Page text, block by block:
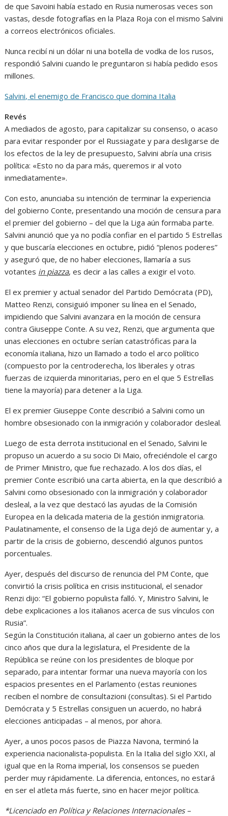
de que Savoini había estado en Rusia numerosas veces son
vastas, desde fotografías en la Plaza Roja con el mismo Salvini
a correos electrónicos oficiales.
Nunca recibí ni un dólar ni una botella de vodka de los rusos,
respondió Salvini cuando le preguntaron si había pedido esos
millones.
Salvini, el enemigo de Francisco que domina Italia​
Revés
A mediados de agosto, para capitalizar su consenso, o acaso
para evitar responder por el Russiagate y para desligarse de
los efectos de la ley de presupuesto, Salvini abría una crisis
política: «Esto no da para más, queremos ir al voto
inmediatamente».
Con esto, anunciaba su intención de terminar la experiencia
del gobierno Conte, presentando una moción de censura para
el premier del gobierno – del que la Liga aún formaba parte.
Salvini anunció que ya no podía confiar en el partido 5 Estrellas
y que buscaría elecciones en octubre, pidió “plenos poderes”
y aseguró que, de no haber elecciones, llamaría a sus
votantes in piazza, es decir a las calles a exigir el voto.
El ex premier y actual senador del Partido Demócrata (PD),
Matteo Renzi, consiguió imponer su línea en el Senado,
impidiendo que Salvini avanzara en la moción de censura
contra Giuseppe Conte. A su vez, Renzi, que argumenta que
unas elecciones en octubre serían catastróficas para la
economía italiana, hizo un llamado a todo el arco político
(compuesto por la centroderecha, los liberales y otras
fuerzas de izquierda minoritarias, pero en el que 5 Estrellas
tiene la mayoría) para detener a la Liga.
El ex premier Giuseppe Conte describió a Salvini como un
hombre obsesionado con la inmigración y colaborador desleal.
Luego de esta derrota institucional en el Senado, Salvini le
propuso un acuerdo a su socio Di Maio, ofreciéndole el cargo
de Primer Ministro, que fue rechazado. A los dos días, el
premier Conte escribió una carta abierta, en la que describió a
Salvini como obsesionado con la inmigración y colaborador
desleal, a la vez que destacó las ayudas de la Comisión
Europea en la delicada materia de la gestión inmigratoria.
Paulatinamente, el consenso de la Liga dejó de aumentar y, a
partir de la crisis de gobierno, descendió algunos puntos
porcentuales.
Ayer, después del discurso de renuncia del PM Conte, que
convirtió la crisis política en crisis institucional, el senador
Renzi dijo: “El gobierno populista falló. Y, Ministro Salvini, le
debe explicaciones a los italianos acerca de sus vínculos con
Rusia”.
Según la Constitución italiana, al caer un gobierno antes de los
cinco años que dura la legislatura, el Presidente de la
República se reúne con los presidentes de bloque por
separado, para intentar formar una nueva mayoría con los
espacios presentes en el Parlamento (estas reuniones
reciben el nombre de consultazioni (consultas). Si el Partido
Demócrata y 5 Estrellas consiguen un acuerdo, no habrá
elecciones anticipadas – al menos, por ahora.
Ayer, a unos pocos pasos de Piazza Navona, terminó la
experiencia nacionalista-populista. En la Italia del siglo XXI, al
igual que en la Roma imperial, los consensos se pueden
perder muy rápidamente. La diferencia, entonces, no estará
en ser el atleta más fuerte, sino en hacer mejor política.
*Licenciado en Política y Relaciones Internacionales –